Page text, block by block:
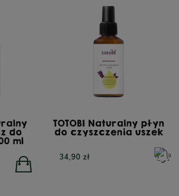
do
ml
TOTOBI Naturalny płyn
do czyszczenia uszek
34,90 zł